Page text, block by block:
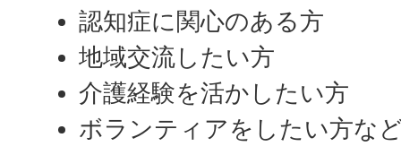
認知症に関心のある方
地域交流したい方
介護経験を活かしたい方
ボランティアをしたい方な